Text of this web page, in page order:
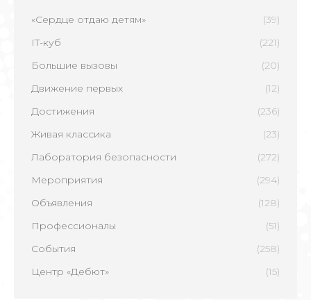
«Сердце отдаю детям»
(39)
IT-куб
(221)
Большие вызовы
(20)
Движение первых
(12)
Достижения
(236)
Живая классика
(23)
Лаборатория безопасности
(272)
Мероприятия
(294)
Объявления
(128)
Профессионалы
(51)
События
(258)
Центр «Дебют»
(15)